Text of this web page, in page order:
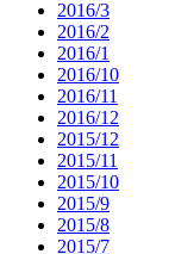
2016/3
2016/2
2016/1
2016/10
2016/11
2016/12
2015/12
2015/11
2015/10
2015/9
2015/8
2015/7